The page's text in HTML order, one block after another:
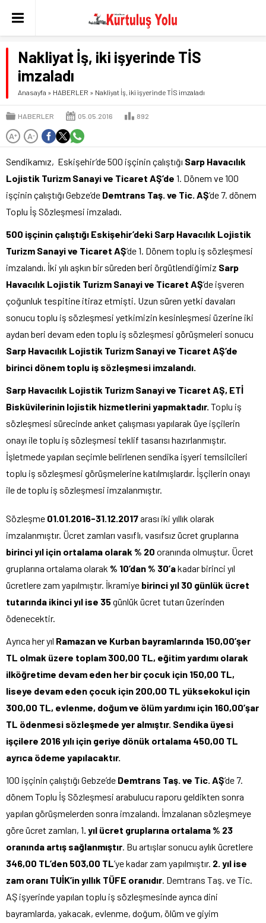
Nakliyat İş, iki işyerinde TİS
imzaladı
Anasayfa » HABERLER » Nakliyat İş, iki işyerinde TİS imzaladı
HABERLER 05.05.2016 892
A+ A-
Sendikamız, Eskişehir’de 500 işçinin çalıştığı Sarp Havacılık
Lojistik Turizm Sanayi ve Ticaret AŞ’de 1. Dönem ve 100
işçinin çalıştığı Gebze’de Demtrans Taş. ve Tic. AŞ’de 7. dönem
Toplu İş Sözleşmesi imzaladı.
500 işçinin çalıştığı Eskişehir’deki Sarp Havacılık Lojistik
Turizm Sanayi ve Ticaret AŞ’de 1. Dönem toplu iş sözleşmesi
imzalandı. İki yılı aşkın bir süreden beri örgütlendiğimiz Sarp
Havacılık Lojistik Turizm Sanayi ve Ticaret AŞ’de işveren
çoğunluk tespitine itiraz etmişti. Uzun süren yetki davaları
sonucu toplu iş sözleşmesi yetkimizin kesinleşmesi üzerine iki
aydan beri devam eden toplu iş sözleşmesi görüşmeleri sonucu
Sarp Havacılık Lojistik Turizm Sanayi ve Ticaret AŞ’de
birinci dönem toplu iş sözleşmesi imzalandı.
Sarp Havacılık Lojistik Turizm Sanayi ve Ticaret AŞ, ETİ
Bisküvilerinin lojistik hizmetlerini yapmaktadır. Toplu iş
sözleşmesi sürecinde anket çalışması yapılarak üye işçilerin
onayı ile toplu iş sözleşmesi teklif tasarısı hazırlanmıştır.
İşletmede yapılan seçimle belirlenen sendika işyeri temsilcileri
toplu iş sözleşmesi görüşmelerine katılmışlardır. İşçilerin onayı
ile de toplu iş sözleşmesi imzalanmıştır.
Sözleşme 01.01.2016-31.12.2017arası iki yıllık olarak
imzalanmıştır. Ücret zamları vasıflı, vasıfsız ücret gruplarına
birinci yıl için ortalama olarak % 20 oranında olmuştur. Ücret
gruplarına ortalama olarak % 10’dan % 30’akadar birinci yıl
ücretlere zam yapılmıştır. İkramiye birinci yıl 30 günlük ücret
tutarında ikinci yıl ise 35günlük ücret tutarı üzerinden
ödenecektir.
Ayrıca her yıl Ramazan ve Kurban bayramlarında 150,00’şer
TL olmak üzere toplam 300,00 TL, eğitim yardımı olarak
ilköğretime devam eden her bir çocuk için 150,00 TL,
liseye devam eden çocuk için 200,00 TL yüksekokul için
300,00 TL, evlenme, doğum ve ölüm yardımı için 160,00’şar
TL ödenmesi sözleşmede yer almıştır. Sendika üyesi
işçilere 2016 yılı için geriye dönük ortalama 450,00 TL
ayrıca ödeme yapılacaktır.
100 işçinin çalıştığı Gebze’de Demtrans Taş. ve Tic. AŞ’de 7.
dönem Toplu İş Sözleşmesi arabulucu raporu geldikten sonra
yapılan görüşmelerden sonra imzalandı. İmzalanan sözleşmeye
göre ücret zamları, 1. yıl ücret gruplarına ortalama % 23
oranında artış sağlanmıştır. Bu artışlar sonucu aylık ücretlere
346,00 TL’den 503,00 TL’ye kadar zam yapılmıştır. 2. yıl ise
zam oranı TUİK’in yıllık TÜFE oranıdır. Demtrans Taş. ve Tic.
AŞ işyerinde yapılan toplu iş sözleşmesinde ayrıca dini
bayramlarda, yakacak, evlenme, doğum, ölüm ve giyim